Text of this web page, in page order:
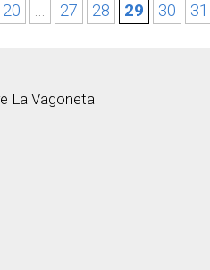
20 ... 27 28 29 30
31
La Vagoneta